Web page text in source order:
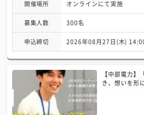
開催場所 オンラインにて実施
募集人数 300名
申込締切 2026年08月27日(木)
【中部電力】
き、想いを形